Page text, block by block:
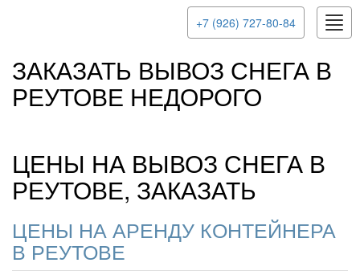
+7 (926) 727-80-84
ЗАКАЗАТЬ ВЫВОЗ СНЕГА В
РЕУТОВЕ НЕДОРОГО
ЦЕНЫ НА ВЫВОЗ СНЕГА В
РЕУТОВЕ, ЗАКАЗАТЬ
ЦЕНЫ НА АРЕНДУ КОНТЕЙНЕРА
В РЕУТОВЕ